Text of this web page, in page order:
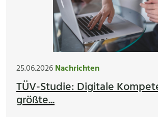
25.06.2026Nachrichten
TÜV-Studie: Digitale
größte...